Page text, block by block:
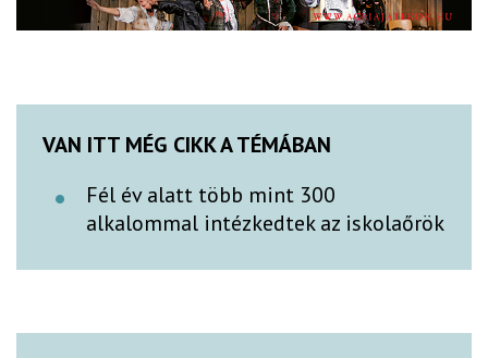
VAN ITT MÉG CIKK A TÉMÁBAN
Fél év alatt több mint 300
alkalommal intézkedtek az iskolaőrök